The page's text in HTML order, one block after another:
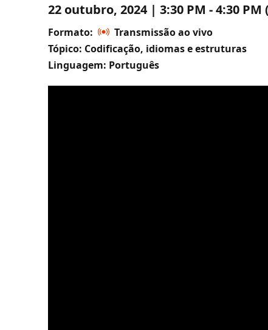
22 outubro, 2024 | 3:30 PM - 4:30
Formato:
Transmissão ao vivo
Tópico: Codificação, idiomas e estruturas
Linguagem: Português